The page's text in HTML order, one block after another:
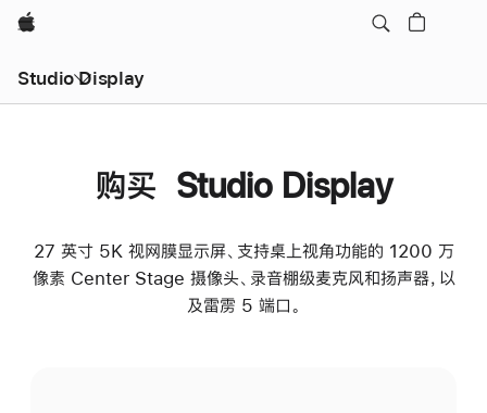
Apple
Studio Display
购买 Studio Display
27 英寸 5K 视网膜显示屏、支持桌上视角功能的 1200 万
像素 Center Stage 摄像头、录音棚级麦克风和扬声器，以
及雷雳 5 端口。